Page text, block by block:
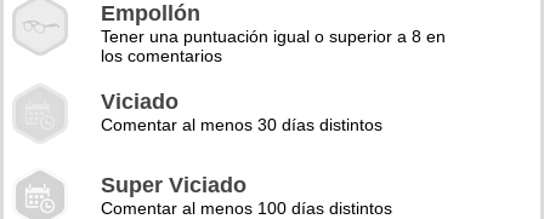
Empollón
Tener una puntuación igual o superior a 8 en
los comentarios
Viciado
Comentar al menos 30 días distintos
Super Viciado
Comentar al menos 100 días distintos